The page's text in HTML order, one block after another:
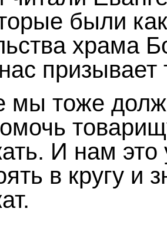
были
храма
мы тоже
И нам это
в кругу и